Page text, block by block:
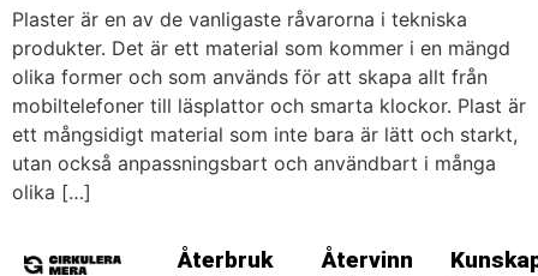
Plaster är en av de vanligaste råvarorna i tekniska
produkter. Det är ett material som kommer i en mängd
olika former och som används för att skapa allt från
mobiltelefoner till läsplattor och smarta klockor. Plast är
ett mångsidigt material som inte bara är lätt och starkt,
utan också anpassningsbart och användbart i många
olika […]
Återbruk Återvinn